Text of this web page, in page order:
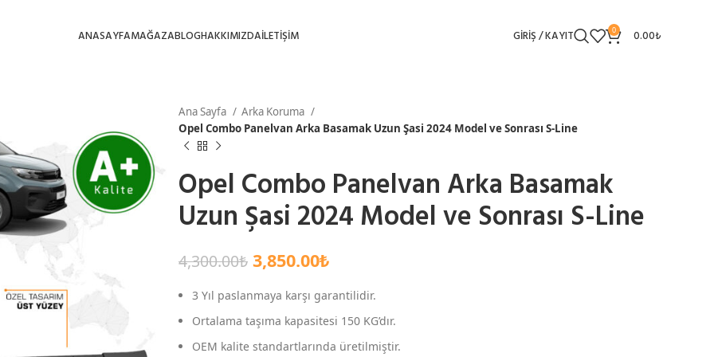
ANASAYFAMAĞAZABLOGHAKKIMIZDAİLETİŞİM GIRIŞ / KAYIT 0 0.00₺
Ana Sayfa
Arka Koruma
Opel Combo Panelvan Arka Basamak Uzun Şasi 2024 Model ve Sonrası S-Line
Opel Combo Panelvan Arka Basamak
Uzun Şasi 2024 Model ve Sonrası S-Line
4,300.00₺ 3,850.00₺
3 Yıl paslanmaya karşı garantilidir.
Ortalama taşıma kapasitesi 150 KG’dır.
OEM kalite standartlarında üretilmiştir.